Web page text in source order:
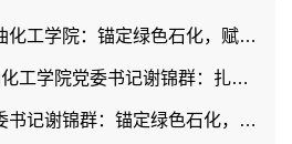
【羊城派】广东石油化工学院：锚定绿色石化，赋能两业协同
【南方+】广东石油化工学院党委书记谢锦群：扎根石化产业，赋能广东现代化产业体系建设
【羊城派】广油党委书记谢锦群：锚定绿色石化，赋能两业协同